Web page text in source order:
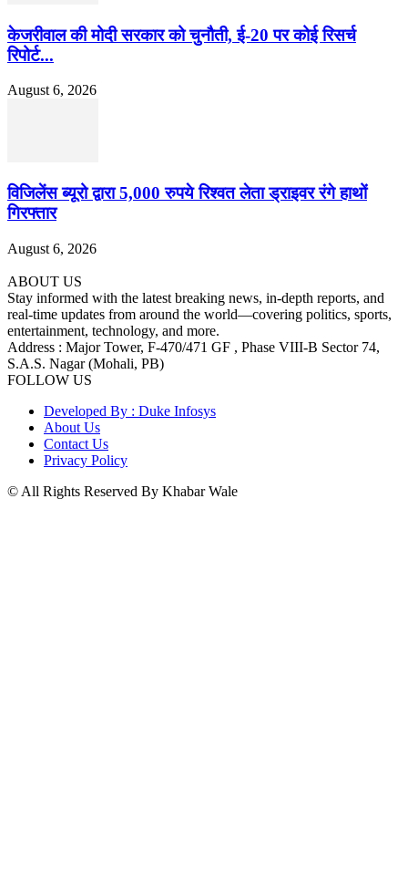
केजरीवाल की मोदी सरकार को चुनौती, ई-20 पर कोई रिसर्च
रिपोर्ट...
August 6, 2026
विजिलेंस ब्यूरो द्वारा 5,000 रुपये रिश्वत लेता ड्राइवर रंगे हाथों
गिरफ्तार
August 6, 2026
ABOUT US
Stay informed with the latest breaking news, in-depth reports, and
real-time updates from around the world—covering politics, sports,
entertainment, technology, and more.
Address : Major Tower, F-470/471 GF , Phase VIII-B Sector 74,
S.A.S. Nagar (Mohali, PB)
FOLLOW US
Developed By : Duke Infosys
About Us
Contact Us
Privacy Policy
© All Rights Reserved By Khabar Wale